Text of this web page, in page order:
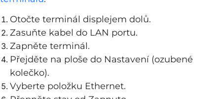
Otočte terminál displejem dolů.
Zasuňte kabel do LAN portu.
Zapněte terminál.
Přejděte na ploše do Nastavení (ozubené
kolečko).
Vyberte položku Ethernet.